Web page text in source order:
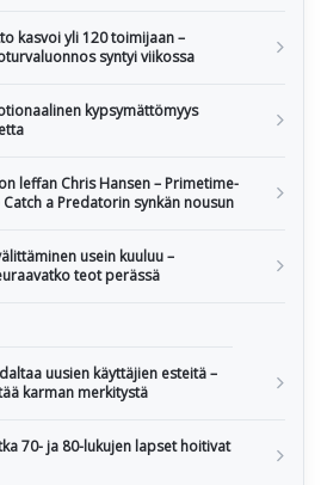
kasvoi yli 120 toimijaan –
syntyi viikossa
kypsymättömyys
leffan Chris Hansen – Primetime-
a Predatorin synkän nousun
usein kuuluu –
teot perässä
uusien käyttäjien esteitä –
karman merkitystä
70- ja 80-lukujen lapset hoitivat